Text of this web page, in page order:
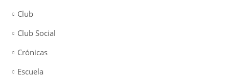
Club
Club Social
Crónicas
Escuela